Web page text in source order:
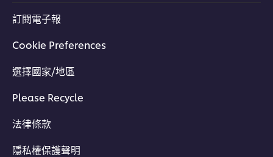
訂閱電子報
Cookie Preferences
選擇國家/地區
Please Recycle
法律條款
隱私權保護聲明